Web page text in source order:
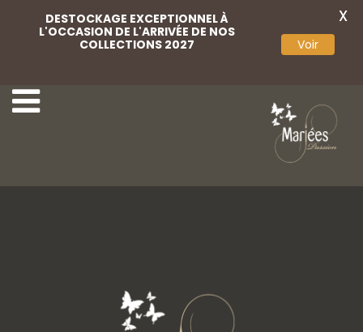
DESTOCKAGE EXCEPTIONNEL À
L'OCCASION DE L'ARRIVÉE DE NOS
COLLECTIONS 2027
Voir
X